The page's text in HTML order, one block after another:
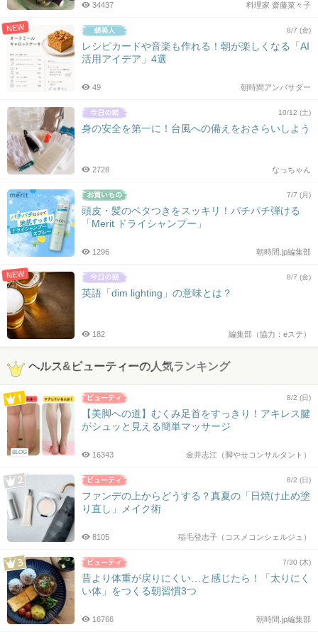
料理家 齋藤菜々子
34437
NEW 8/7 (金)
レシピカードや音楽も作れる！朝が楽しくなる「AI
活用アイデア」4選
朝時間アンバサダー
49
10/12 (土)
身の安全を第一に！台風への備えをおさらいしよう
なっちゃん
2728
7/7 (月)
頭皮・髪のベタつきをスッキリ！パチパチ弾ける
「Merit ドライシャンプー」
朝時間.jp編集部
1296
NEW 8/7 (金)
英語「dim lighting」の意味とは？
編集部（協力：eステ）
182
ヘルス&ビューティーの人気ランキング
BLOG
8/2 (日)
【美脚への道】むくみ足首をすっきり！アキレス腱
がシュッと見える簡単マッサージ
金井志江（脚やせコンサルタント）
16343
8/2 (日)
ファンデの上からどうする？真夏の「日焼け止め塗
り直し」メイク術
稲毛登志子（コスメコンシェルジュ）
8105
7/30 (木)
昔より体重が戻りにくい…と感じたら！「太りにく
い体」をつくる朝習慣3つ
朝時間.jp編集部
16766